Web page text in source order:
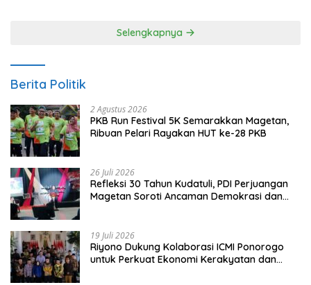
Selengkapnya
Berita Politik
2 Agustus 2026
PKB Run Festival 5K Semarakkan Magetan,
Ribuan Pelari Rayakan HUT ke-28 PKB
26 Juli 2026
Refleksi 30 Tahun Kudatuli, PDI Perjuangan
Magetan Soroti Ancaman Demokrasi dan
19 Juli 2026
Riyono Dukung Kolaborasi ICMI Ponorogo
untuk Perkuat Ekonomi Kerakyatan dan